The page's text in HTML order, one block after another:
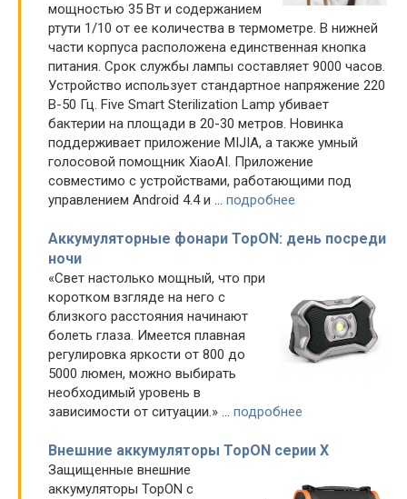
мощностью 35 Вт и содержанием
ртути 1/10 от ее количества в термометре. В нижней
части корпуса расположена единственная кнопка
питания. Срок службы лампы составляет 9000 часов.
Устройство использует стандартное напряжение 220
В-50 Гц. Five Smart Sterilization Lamp убивает
бактерии на площади в 20-30 метров. Новинка
поддерживает приложение MIJIA, а также умный
голосовой помощник XiaoAI. Приложение
совместимо с устройствами, работающими под
управлением Android 4.4 и ... подробнее
Аккумуляторные фонари TopON: день посреди
ночи
«Свет настолько мощный, что при
коротком взгляде на него с
близкого расстояния начинают
болеть глаза. Имеется плавная
регулировка яркости от 800 до
5000 люмен, можно выбирать
необходимый уровень в
зависимости от ситуации.» ... подробнее
Внешние аккумуляторы TopON серии X
Защищенные внешние
аккумуляторы TopON с